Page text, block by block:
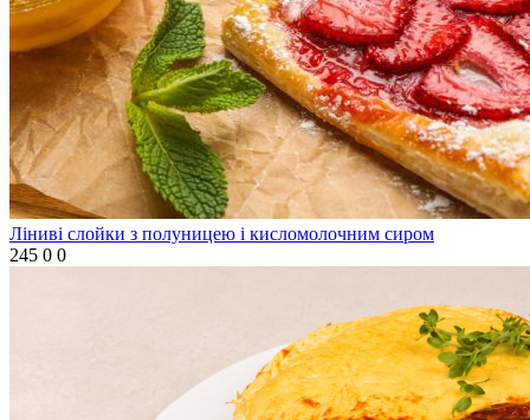
Ліниві слойки з полуницею і кисломолочним сиром
245 0 0